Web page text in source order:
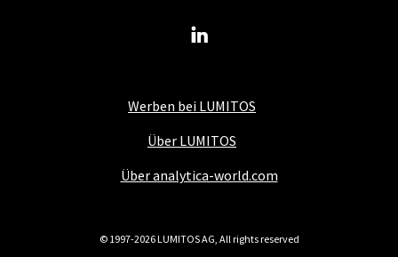
Werben bei LUMITOS
Über LUMITOS
Über analytica-world.com
© 1997-2026 LUMITOS AG, All rights reserved